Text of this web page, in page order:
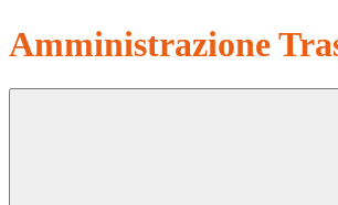
Amministrazione